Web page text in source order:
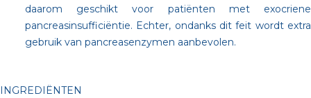
daarom geschikt voor patiënten met exocriene
pancreasinsufficiëntie. Echter, ondanks dit feit wordt extra
gebruik van pancreasenzymen aanbevolen.
INGREDIËNTEN